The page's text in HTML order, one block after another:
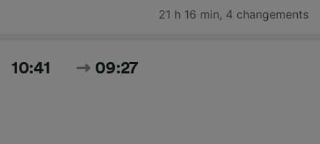
21 h 16 min, 4 changements
10:41 09:27